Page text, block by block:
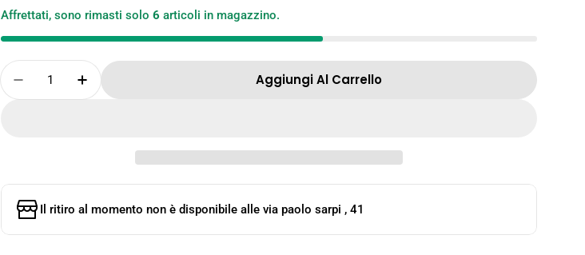
e
Affrettati, sono rimasti solo 6 articoli in magazzino.
Quantità
Diminuisci La Quantità Per RAMEN AL MANZO PICCANTE - 110 GR
Aumenta La Quantità Per RAMEN AL MANZO PICCANTE - 110 GR
Aggiungi Al Carrello
Il ritiro al momento non è disponibile alle via paolo sarpi , 41